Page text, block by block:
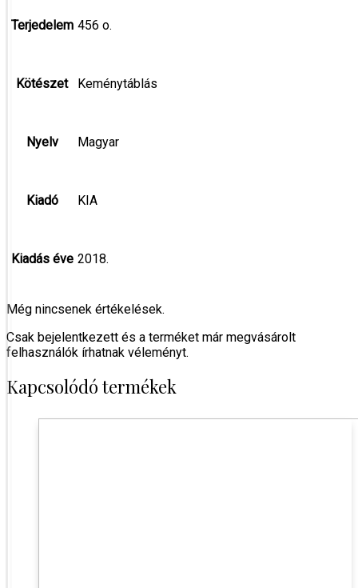
Terjedelem 456 o.
Kötészet Keménytáblás
Nyelv Magyar
Kiadó KIA
Kiadás éve 2018.
Még nincsenek értékelések.
Csak bejelentkezett és a terméket már megvásárolt
felhasználók írhatnak véleményt.
Kapcsolódó termékek